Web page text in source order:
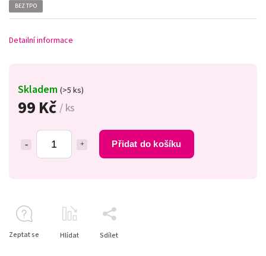
BEZ TPO
99 Kč/ ks
Přidat do košíku
Skladem (>5 ks)
Detailní informace
Zeptat se Hlídat Sdílet